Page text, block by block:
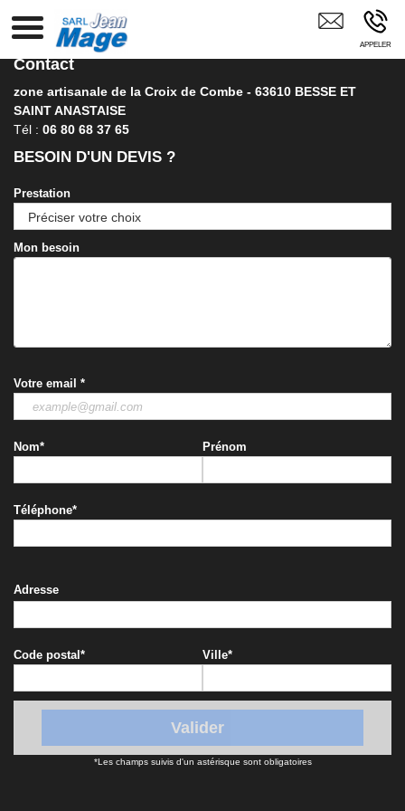
Terrassement Aménagements Paysagers Entreprise De Travaux
Publics Besse-Et-Saint-Anastaise Murol Aubignat Issoire
Contact
zone artisanale de la Croix de Combe - 63610 BESSE ET
SAINT ANASTAISE
Tél : 06 80 68 37 65
BESOIN D'UN DEVIS ?
Prestation
Mon besoin
Votre email *
Nom* Prénom
Téléphone*
Adresse
Code postal * Ville*
*Les champs suivis d'un astérisque sont obligatoires